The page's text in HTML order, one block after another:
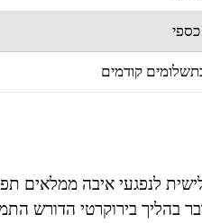
קודמים
לנפגעי איבה ממלאים
בהליך בירוקרטי הדורש